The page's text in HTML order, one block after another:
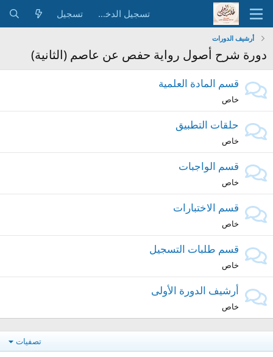
تسجيل الدخول تسجيل
أرشيف الدورات
دورة شرح أصول رواية حفص عن عاصم (الثانية)
قسم المادة العلمية
خاص
حلقات التطبيق
خاص
قسم الواجبات
خاص
قسم الاختبارات
خاص
قسم طلبات التسجيل
خاص
أرشيف الدورة الأولى
خاص
تصفيات